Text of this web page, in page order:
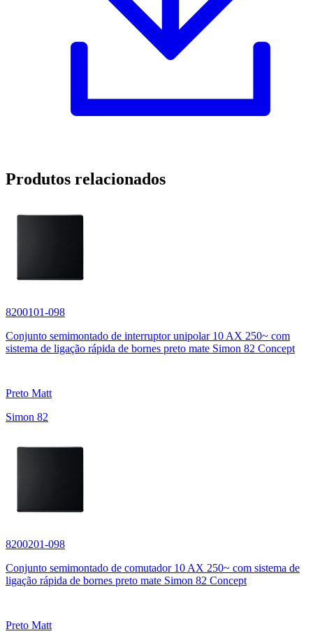
Produtos relacionados
8200101-098
Conjunto semimontado de interruptor unipolar 10 AX 250~ com
sistema de ligação rápida de bornes preto mate Simon 82 Concept
Preto Matt
Simon 82
8200201-098
Conjunto semimontado de comutador 10 AX 250~ com sistema de
ligação rápida de bornes preto mate Simon 82 Concept
Preto Matt